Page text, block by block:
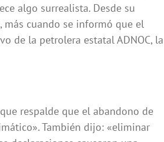
algo surrealista. Desde su
cuando se informó que el
de la petrolera estatal ADNOC, la
respalde que el abandono de
También dijo: «eliminar